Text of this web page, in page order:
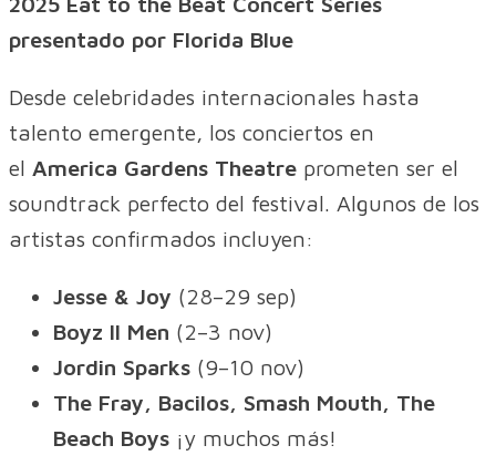
presentado por Florida Blue
Desde celebridades internacionales hasta
talento emergente, los conciertos en
el America Gardens Theatre prometen ser el
soundtrack perfecto del festival. Algunos de los
artistas confirmados incluyen:
Jesse & Joy (28–29 sep)
Boyz II Men (2–3 nov)
Jordin Sparks (9–10 nov)
The Fray, Bacilos, Smash Mouth, The
Beach Boys ¡y muchos más!